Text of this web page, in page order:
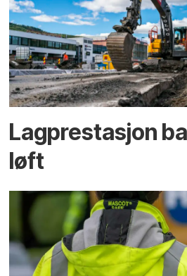
Lagprestasjon
løft